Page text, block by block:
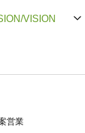
VISION
営業